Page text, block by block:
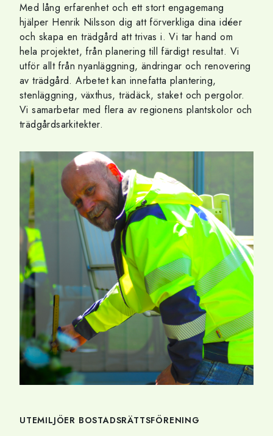
Med lång erfarenhet och ett stort engagemang
hjälper Henrik Nilsson dig att förverkliga dina idéer
och skapa en trädgård att trivas i. Vi tar hand om
hela projektet, från planering till färdigt resultat. Vi
utför allt från nyanläggning, ändringar och renovering
av trädgård. Arbetet kan innefatta plantering,
stenläggning, växthus, trädäck, staket och pergolor.
Vi samarbetar med flera av regionens plantskolor och
trädgårdsarkitekter.
UTEMILJÖER BOSTADSRÄTTSFÖRENING